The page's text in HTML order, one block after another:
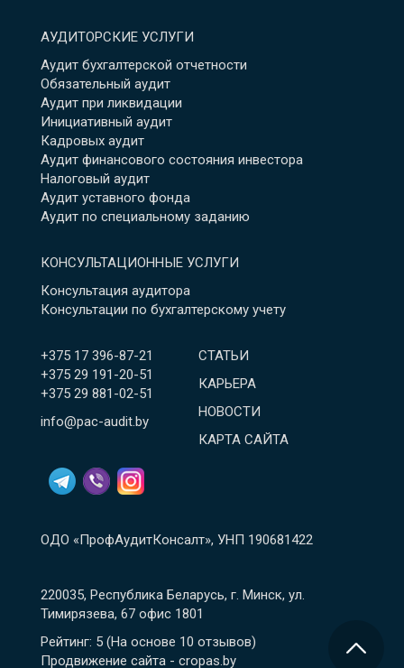
АУДИТОРСКИЕ УСЛУГИ
Аудит бухгалтерской отчетности
Обязательный аудит
Аудит при ликвидации
Инициативный аудит
Кадровых аудит
Аудит финансового состояния инвестора
Налоговый аудит
Аудит уставного фонда
Аудит по специальному заданию
КОНСУЛЬТАЦИОННЫЕ УСЛУГИ
Консультация аудитора
Консультации по бухгалтерскому учету
+375 17 396-87-21
+375 29 191-20-51
+375 29 881-02-51
info@pac-audit.by
СТАТЬИ
КАРЬЕРА
НОВОСТИ
КАРТА САЙТА
ОДО «ПрофАудитКонсалт», УНП 190681422
220035, Республика Беларусь, г. Минск, ул.
Тимирязева, 67 офис 1801
Рейтинг: 5 (На основе 10 отзывов)
Продвижение сайта - cropas.by